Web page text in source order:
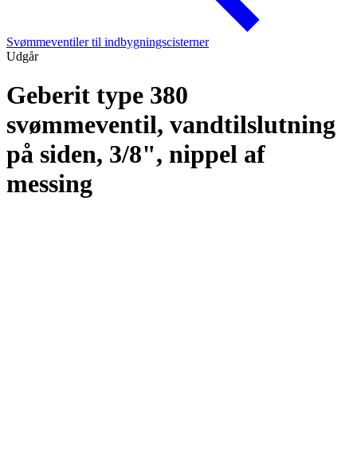
Svømmeventiler til indbygningscisterner
Udgår
Geberit type 380
svømmeventil, vandtilslutning
på siden, 3/8", nippel af
messing